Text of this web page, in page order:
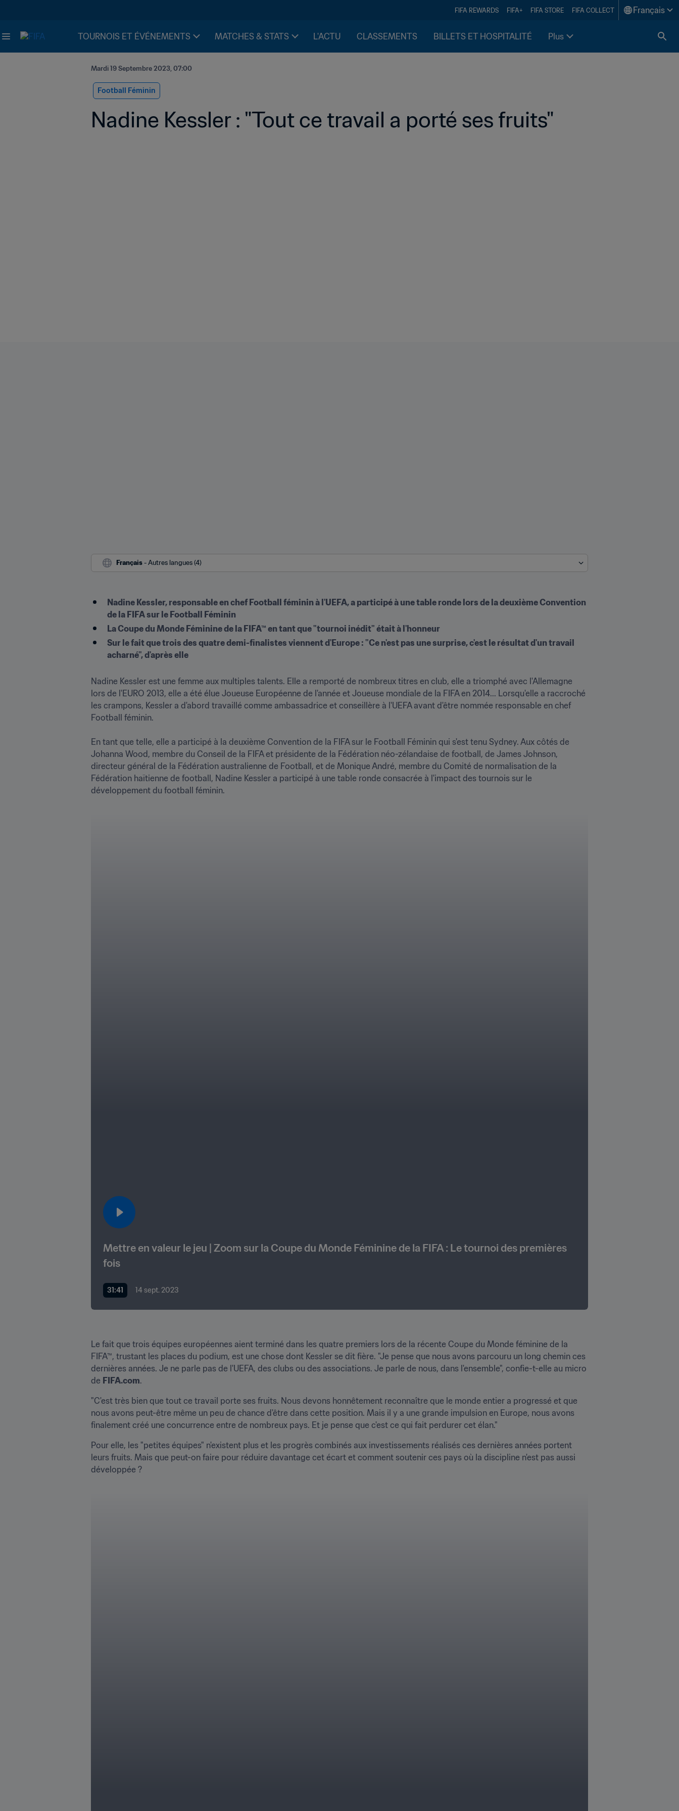
FIFA REWARDS FIFA+ FIFA STORE FIFA COLLECT Français
TOURNOIS ET ÉVÉNEMENTS MATCHES & STATS L'ACTU CLASSEMENTS BILLETS ET HOSPITALITÉ Plus
Mardi 19 Septembre 2023, 07:00
Football Féminin
Nadine Kessler : "Tout ce travail a porté ses fruits"
Français - Autres langues (4)
Nadine Kessler, responsable en chef Football féminin à l'UEFA, a participé à une table ronde lors de la deuxième Convention
de la FIFA sur le Football Féminin
La Coupe du Monde Féminine de la FIFA™ en tant que "tournoi inédit" était à l'honneur
Sur le fait que trois des quatre demi-finalistes viennent d'Europe : "Ce n'est pas une surprise, c'est le résultat d'un travail
acharné", d'après elle
Nadine Kessler est une femme aux multiples talents. Elle a remporté de nombreux titres en club, elle a triomphé avec l'Allemagne
lors de l'EURO 2013, elle a été élue Joueuse Européenne de l'année et Joueuse mondiale de la FIFA en 2014... Lorsqu'elle a raccroché
les crampons, Kessler a d'abord travaillé comme ambassadrice et conseillère à l'UEFA avant d'être nommée responsable en chef
Football féminin.
En tant que telle, elle a participé à la deuxième Convention de la FIFA sur le Football Féminin qui s'est tenu Sydney. Aux côtés de
Johanna Wood, membre du Conseil de la FIFA et présidente de la Fédération néo-zélandaise de football, de James Johnson,
directeur général de la Fédération australienne de Football, et de Monique André, membre du Comité de normalisation de la
Fédération haïtienne de football, Nadine Kessler a participé à une table ronde consacrée à l'impact des tournois sur le
développement du football féminin.
Mettre en valeur le jeu | Zoom sur la Coupe du Monde Féminine de la FIFA : Le tournoi des premières
fois
31:41 14 sept. 2023
Le fait que trois équipes européennes aient terminé dans les quatre premiers lors de la récente Coupe du Monde féminine de la
FIFA™, trustant les places du podium, est une chose dont Kessler se dit fière. "Je pense que nous avons parcouru un long chemin ces
dernières années. Je ne parle pas de l'UEFA, des clubs ou des associations. Je parle de nous, dans l'ensemble", confie-t-elle au micro
de FIFA.com.
"C'est très bien que tout ce travail porte ses fruits. Nous devons honnêtement reconnaître que le monde entier a progressé et que
nous avons peut-être même un peu de chance d'être dans cette position. Mais il y a une grande impulsion en Europe, nous avons
finalement créé une concurrence entre de nombreux pays. Et je pense que c'est ce qui fait perdurer cet élan."
Pour elle, les "petites équipes" n'existent plus et les progrès combinés aux investissements réalisés ces dernières années portent
leurs fruits. Mais que peut-on faire pour réduire davantage cet écart et comment soutenir ces pays où la discipline n'est pas aussi
développée ?